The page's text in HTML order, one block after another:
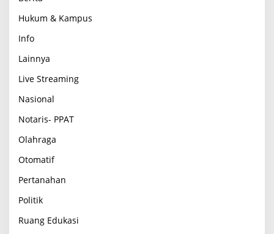
Hukum & Kampus
Info
Lainnya
Live Streaming
Nasional
Notaris- PPAT
Olahraga
Otomatif
Pertanahan
Politik
Ruang Edukasi